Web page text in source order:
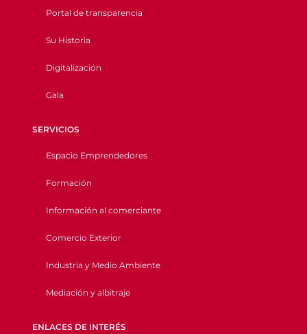
Portal de transparencia
Su Historia
Digitalización
Gala
SERVICIOS
Espacio Emprendedores
Formación
Información al comerciante
Comercio Exterior
Industria y Medio Ambiente
Mediación y albitraje
ENLACES DE INTERÉS